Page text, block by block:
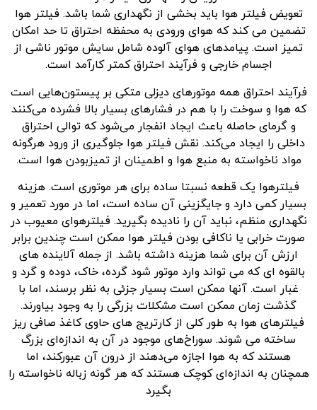
تعویض فیلتر هوا باید بخشی از نگهداری شما باشد. فیلتر هوا
تضمین می کند که هوای ورودی به محفظه احتراق تا حد امکان
تمیز است. پیامدهای هوای آلوده شامل سایش موتور ناشی از
اجسام خارجی و فرآیند احتراق کمتر کارآمد است.
فرآیند احتراق همه موتورهای دیزلی متکی بر پیستون‌هایی است
که هوا و سوخت را با هم در فشارهای بسیار بالا فشرده می‌کنند
و گرمای حاصله باعث ایجاد انفجار می‌شود که توالی احتراق
داخلی را ایجاد می‌کند. نقش فیلتر هوا جلوگیری از ورود هرگونه
مواد ناخواسته به منبع هوا و اطمینان از تمیزبودن هوا است.
فیلترهوا یک قطعه نسبتا ساده برای هر موتوری است. هزینه
بسیار کمی دارد و جایگزینی آن ساده است، اما در مورد تعمیر و
نگهداری منظم، نباید آن را نادیده بگیرید. فیلترهوای معیوب در
صورت خرابی یا ناکافی بودن فیلتر هوا ممکن است چندین برابر
ارزش آن برای شما هزینه داشته باشد. از جمله آلاینده های
بالقوه ای که می تواند وارد موتور شود گرده، خاک، دوده و گرد و
غبار است. آنها ممکن است بسیار جزئی به نظر برسند، اما با
گذشت زمان ممکن است مشکلات بزرگی را به وجود بیاورند.
فیلترهای هوا به طور کلی از کارتریج های حاوی کاغذ صافی ریز
ساخته می شوند. سوراخ‌های موجود در آن به اندازه‌ای بزرگ
هستند که به هوا اجازه می‌دهند از درون آن عبورکند، اما
همچنان به اندازه‌ای کوچک هستند که هر گونه زباله ناخواسته را
بگیرد